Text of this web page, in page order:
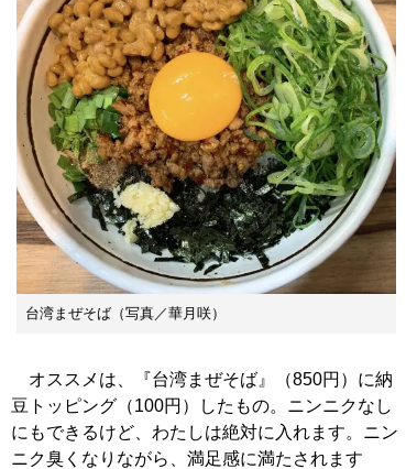
台湾まぜそば（写真／華月咲）
オススメは、『台湾まぜそば』（850円）に納
豆トッピング（100円）したもの。ニンニクなし
にもできるけど、わたしは絶対に入れます。ニン
ニク臭くなりながら、満足感に満たされます